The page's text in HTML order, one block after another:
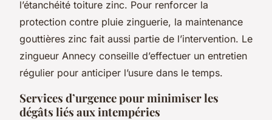
l’étanchéité toiture zinc. Pour renforcer la
protection contre pluie zinguerie, la maintenance
gouttières zinc fait aussi partie de l’intervention. Le
zingueur Annecy conseille d’effectuer un entretien
régulier pour anticiper l’usure dans le temps.
Services d’urgence pour minimiser les
dégâts liés aux intempéries